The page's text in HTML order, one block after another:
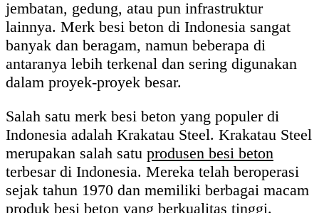
jembatan, gedung, atau pun infrastruktur
lainnya. Merk besi beton di Indonesia sangat
banyak dan beragam, namun beberapa di
antaranya lebih terkenal dan sering digunakan
dalam proyek-proyek besar.
Salah satu merk besi beton yang populer di
Indonesia adalah Krakatau Steel. Krakatau Steel
merupakan salah satu produsen besi beton
terbesar di Indonesia. Mereka telah beroperasi
sejak tahun 1970 dan memiliki berbagai macam
produk besi beton yang berkualitas tinggi.